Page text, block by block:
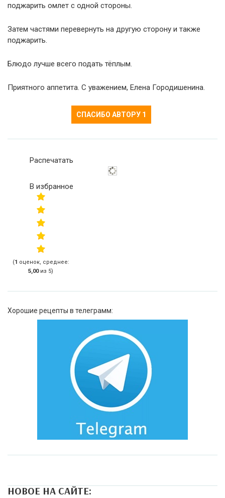
поджарить омлет с одной стороны.
Затем частями перевернуть на другую сторону и также
поджарить.
Блюдо лучше всего подать тёплым.
Приятного аппетита. С уважением, Елена Городишенина.
СПАСИБО АВТОРУ 1
Распечатать
В избранное
(1 оценок, среднее:
5,00из 5)
Хорошие рецепты в телеграмм:
НОВОЕ НА САЙТЕ: